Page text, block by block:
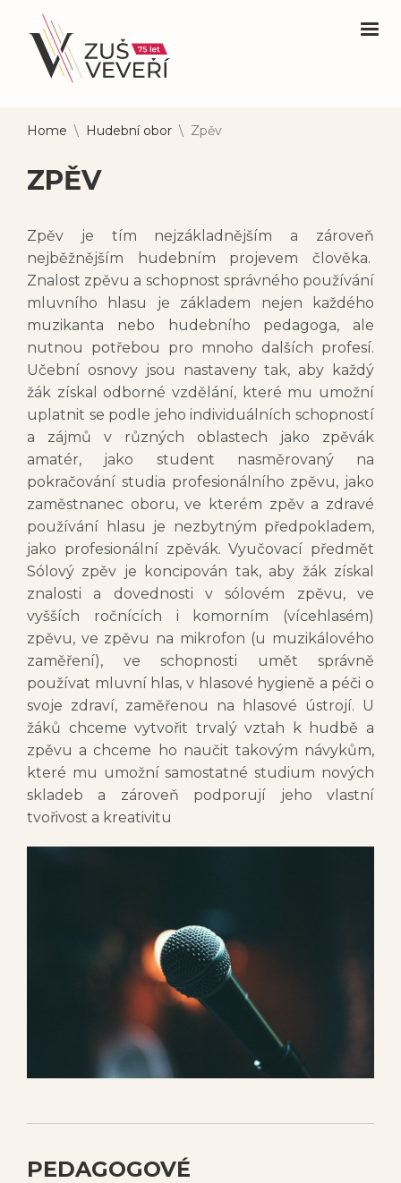
Home \ Hudební obor \ Zpěv
ZPĚV
Zpěv je tím nejzákladnějším a zároveň
nejběžnějším hudebním projevem člověka.
Znalost zpěvu a schopnost správného používání
mluvního hlasu je základem nejen každého
muzikanta nebo hudebního pedagoga, ale
nutnou potřebou pro mnoho dalších profesí.
Učební osnovy jsou nastaveny tak, aby každý
žák získal odborné vzdělání, které mu umožní
uplatnit se podle jeho individuálních schopností
a zájmů v různých oblastech jako zpěvák
amatér, jako student nasměrovaný na
pokračování studia profesionálního zpěvu, jako
zaměstnanec oboru, ve kterém zpěv a zdravé
používání hlasu je nezbytným předpokladem,
jako profesionální zpěvák. Vyučovací předmět
Sólový zpěv je koncipován tak, aby žák získal
znalosti a dovednosti v sólovém zpěvu, ve
vyšších ročnících i komorním (vícehlasém)
zpěvu, ve zpěvu na mikrofon (u muzikálového
zaměření), ve schopnosti umět správně
používat mluvní hlas, v hlasové hygieně a péči o
svoje zdraví, zaměřenou na hlasové ústrojí. U
žáků chceme vytvořit trvalý vztah k hudbě a
zpěvu a chceme ho naučit takovým návykům,
které mu umožní samostatné studium nových
skladeb a zároveň podporují jeho vlastní
tvořivost a kreativitu
PEDAGOGOVÉ